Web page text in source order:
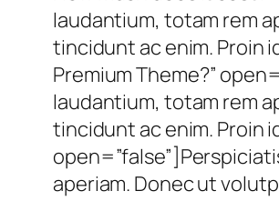
laudantium, totam rem
tincidunt ac enim. Proin
Premium Theme?”
laudantium, totam rem
tincidunt ac enim. Proin
aperiam. Donec ut